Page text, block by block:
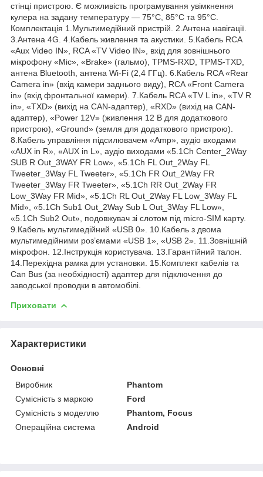
стінці пристрою. Є можливість програмування увімкнення
кулера на задану температуру — 75°С, 85°С та 95°С.
Комплектація 1.Мультимедійний пристрій. 2.Антена навігації.
3.Антена 4G. 4.Кабель живлення та акустики. 5.Кабель RCA
«Aux Video IN», RCA «TV Video IN», вхід для зовнішнього
мікрофону «Mic», «Brake» (гальмо), TPMS-RXD, TPMS-TXD,
антена Bluetooth, антена Wi-Fi (2,4 ГГц). 6.Кабель RCA «Rear
Camera in» (вхід камери заднього виду), RCA «Front Camera
in» (вхід фронтальної камери). 7.Кабель RCA «TV L in», «TV R
in», «TXD» (вихід на CAN-адаптер), «RXD» (вихід на CAN-
адаптер), «Power 12V» (живлення 12 В для додаткового
пристрою), «Ground» (земля для додаткового пристрою).
8.Кабель управління підсилювачем «Amp», аудіо входами
«AUX in R», «AUX in L», аудіо виходами «5.1Ch Center_2Way
SUB R Out_3WAY FR Low», «5.1Ch FL Out_2Way FL
Tweeter_3Way FL Tweeter», «5.1Ch FR Out_2Way FR
Tweeter_3Way FR Tweeter», «5.1Ch RR Out_2Way FR
Low_3Way FR Mid», «5.1Ch RL Out_2Way FL Low_3Way FL
Mid», «5.1Ch Sub1 Out_2Way Sub L Out_3Way FL Low»,
«5.1Ch Sub2 Out», подовжувач зі слотом під micro-SIM карту.
9.Кабель мультимедійний «USB 0». 10.Кабель з двома
мультимедійними роз’ємами «USB 1», «USB 2». 11.Зовнішній
мікрофон. 12.Інструкція користувача. 13.Гарантійний талон.
14.Перехідна рамка для установки. 15.Комплект кабелів та
Can Bus (за необхідності) адаптер для підключення до
заводської проводки в автомобілі.
Приховати
Характеристики
Основні
Виробник
Phantom
Сумісність з маркою
Ford
Сумісність з моделлю
Phantom, Focus
Операційна система
Android